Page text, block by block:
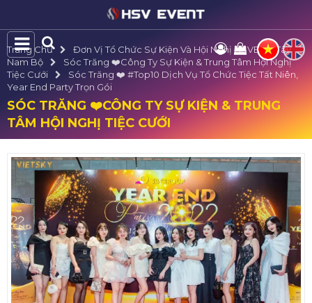
Trang Chủ
Đơn Vị Tổ Chức Sự Kiện Và Hội Nghị HSVE Tại Tây
Nam Bộ
Sóc Trăng ❤️️Công Ty Sự Kiện & Trung Tâm Hội Nghị
Tiệc Cưới
Sóc Trăng ❤️️ #top10 Dịch Vụ Tổ Chức Tiệc Tất Niên,
Year End Party Trọn Gói
SÓC TRĂNG ❤️️CÔNG TY SỰ KIỆN & TRUNG
TÂM HỘI NGHỊ TIỆC CƯỚI